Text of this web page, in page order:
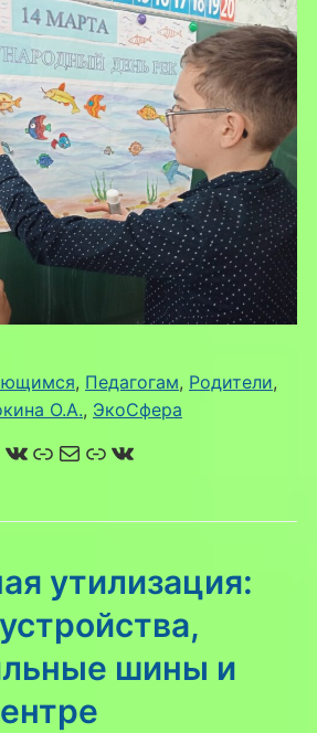
, Педагогам, Родители,
О.А., ЭкоСфера
ВКонтакте
Ссылка
Почта
Ссылка
ВКонтакте
утилизация:
шины и